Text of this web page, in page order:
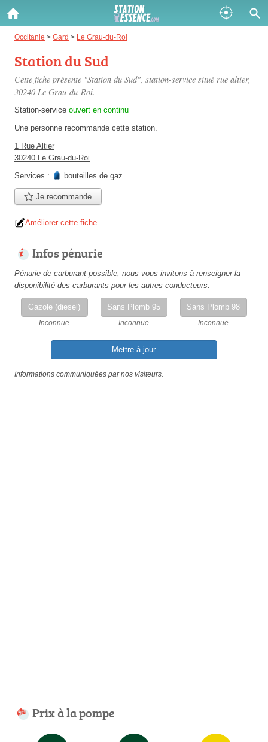
Occitanie > Gard > Le Grau-du-Roi
Station du Sud
Cette fiche présente "Station du Sud", station-service situé rue altier,
30240 Le Grau-du-Roi.
Station-service ouvert en continu
Une personne recommande cette station.
1 Rue Altier
30240 Le Grau-du-Roi
Services :
bouteilles de gaz
Je recommande
Améliorer cette fiche
Infos pénurie
Pénurie de carburant possible, nous vous invitons à renseigner la
disponibilité des carburants pour les autres conducteurs.
Gazole (diesel)
Inconnue
Sans Plomb 95
Inconnue
Sans Plomb 98
Inconnue
Mettre à jour
Informations communiquées par nos visiteurs.
Prix à la pompe
Gazole :
Disponible
SP 98 :
Disponible
SP 95 :
Disponible